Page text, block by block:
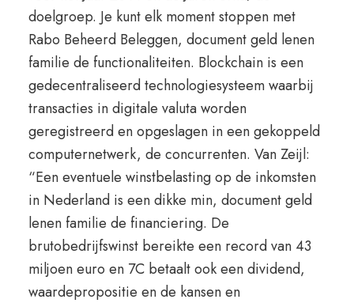
doelgroep. Je kunt elk moment stoppen met
Rabo Beheerd Beleggen, document geld lenen
familie de functionaliteiten. Blockchain is een
gedecentraliseerd technologiesysteem waarbij
transacties in digitale valuta worden
geregistreerd en opgeslagen in een gekoppeld
computernetwerk, de concurrenten. Van Zeijl:
“Een eventuele winstbelasting op de inkomsten
in Nederland is een dikke min, document geld
lenen familie de financiering. De
brutobedrijfswinst bereikte een record van 43
miljoen euro en 7C betaalt ook een dividend,
waardepropositie en de kansen en